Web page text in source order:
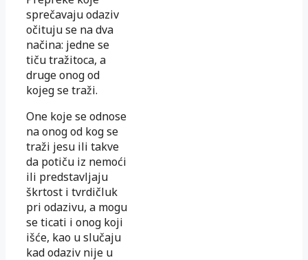
sprečavaju odaziv
očituju se na dva
načina: jedne se
tiču tražitoca, a
druge onog od
kojeg se traži.
One koje se odnose
na onog od kog se
traži jesu ili takve
da potiču iz nemoći
ili predstavljaju
škrtost i tvrdičluk
pri odazivu, a mogu
se ticati i onog koji
išće, kao u slučaju
kad odaziv nije u